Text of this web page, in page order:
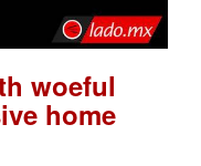
woeful
home